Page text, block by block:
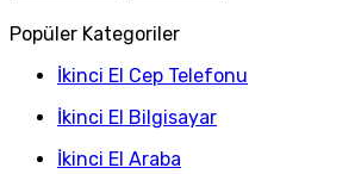
Popüler Kategoriler
İkinci El Cep Telefonu
İkinci El Bilgisayar
İkinci El Araba